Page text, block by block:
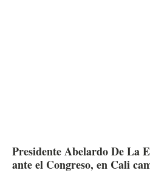
Presidente Abelardo De La
ante el Congreso, en Cali